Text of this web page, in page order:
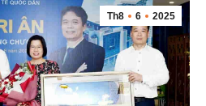
Th8 6 2025